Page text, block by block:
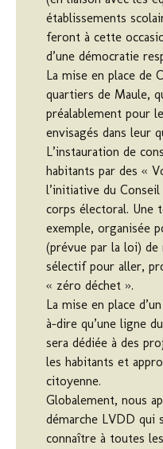
établissements
feront à cette
d’une démocratie
La mise en place de
quartiers de Maule,
préalablement pour
envisagés dans leur
L’instauration de
habitants par des «
l’initiative du
corps électoral. Une
exemple, organisée
(prévue par la loi)
sélectif pour aller,
« zéro déchet ».
La mise en place
à-dire qu’une ligne
sera dédiée à des
les habitants et
citoyenne.
Globalement, nous
démarche LVDD qui
connaître à toutes